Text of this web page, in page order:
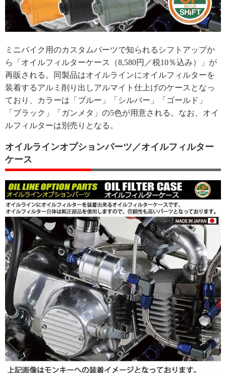
ミニバイク用のカスタムパーツで知られるシフトアップか
ら「オイルフィルターケース（8,580円／税10％込み）」が
再販される。同製品はオイルラインにオイルフィルターを
装着するアルミ削り出しアルマイト仕上げのケースとなっ
ており、カラーは「ブルー」「シルバー」「ゴールド」
「ブラック」「ガンメタ」の5色が用意される。なお、オイ
ルフィルターは別売りとなる。
オイルラインオプションパーツ／オイルフィルター
ケース